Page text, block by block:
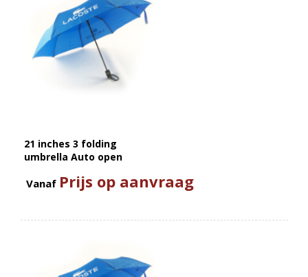
21 inches 3 folding
umbrella Auto open
Vanaf Prijs op aanvraag